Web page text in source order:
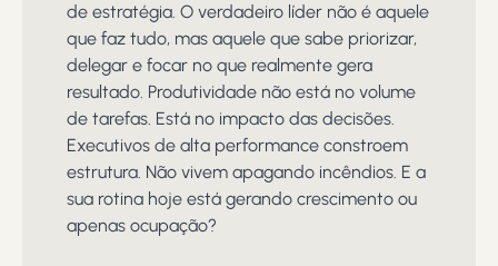
de estratégia. O verdadeiro líder não é aquele
que faz tudo, mas aquele que sabe priorizar,
delegar e focar no que realmente gera
resultado. Produtividade não está no volume
de tarefas. Está no impacto das decisões.
Executivos de alta performance constroem
estrutura. Não vivem apagando incêndios. E a
sua rotina hoje está gerando crescimento ou
apenas ocupação?